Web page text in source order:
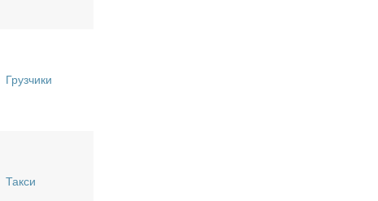
Грузчики
Такси